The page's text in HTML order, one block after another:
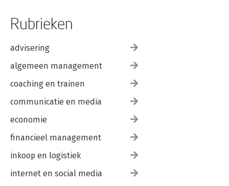
Rubrieken
advisering
algemeen management
coaching en trainen
communicatie en media
economie
financieel management
inkoop en logistiek
internet en social media